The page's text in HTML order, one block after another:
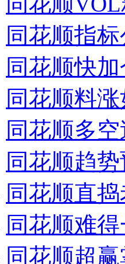
同花顺指
同花顺快
同花顺料
同花顺多
同花顺趋
同花顺直
同花顺难
同花顺超